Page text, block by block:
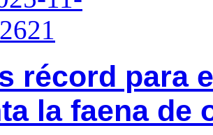
récord para
la faena de